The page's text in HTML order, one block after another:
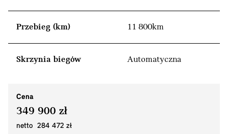
Przebieg (km) 11 800km
Skrzynia biegów Automatyczna
Cena
349 900 zł
netto 284 472 zł